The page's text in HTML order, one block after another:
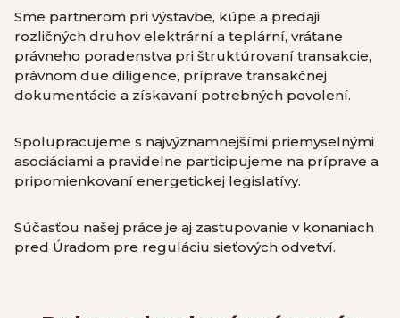
Sme partnerom pri výstavbe, kúpe a predaji
rozličných druhov elektrární a teplární, vrátane
právneho poradenstva pri štruktúrovaní transakcie,
právnom due diligence, príprave transakčnej
dokumentácie a získavaní potrebných povolení.
Spolupracujeme s najvýznamnejšími priemyselnými
asociáciami a pravidelne participujeme na príprave a
pripomienkovaní energetickej legislatívy.
Súčasťou našej práce je aj zastupovanie v konaniach
pred Úradom pre reguláciu sieťových odvetví.